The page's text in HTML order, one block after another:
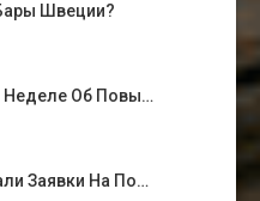
Швеции?
Неделе Об Повы…
Заявки На По…